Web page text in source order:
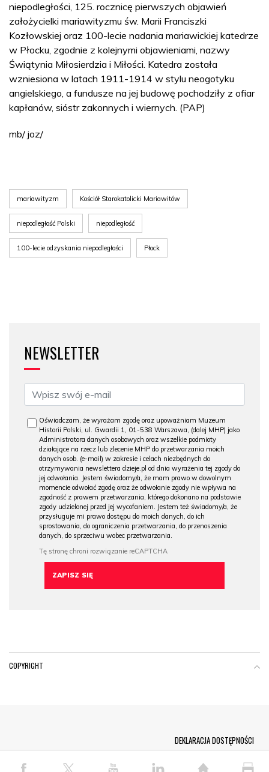
niepodległości, 125. rocznicę pierwszych objawień
założycielki mariawityzmu św. Marii Franciszki
Kozłowskiej oraz 100-lecie nadania mariawickiej katedrze
w Płocku, zgodnie z kolejnymi objawieniami, nazwy
Świątynia Miłosierdzia i Miłości. Katedra została
wzniesiona w latach 1911-1914 w stylu neogotyku
angielskiego, a fundusze na jej budowę pochodziły z ofiar
kapłanów, sióstr zakonnych i wiernych. (PAP)
mb/ joz/
mariawityzm Kościół Starokatolicki Mariawitów
niepodległość Polski niepodległość
100-lecie odzyskania niepodległości Płock
NEWSLETTER
Oświadczam, że wyrażam zgodę oraz upoważniam Muzeum
Historii Polski, ul. Gwardii 1, 01-538 Warszawa, (dalej MHP) jako
Administratora danych osobowych oraz wszelkie podmioty
działające na rzecz lub zlecenie MHP do przetwarzania moich
danych osob. (e-mail) w zakresie i celach niezbędnych do
otrzymywania newslettera dzieje.pl od dnia wyrażenia tej zgody do
jej odwołania. Jestem świadomy/a, że mam prawo w dowolnym
momencie odwołać zgodę oraz że odwołanie zgody nie wpływa na
zgodność z prawem przetwarzania, którego dokonano na podstawie
zgody udzielonej przed jej wycofaniem. Jestem też świadomy/a, że
przysługuje mi prawo dostępu do moich danych, do ich
sprostowania, do ograniczenia przetwarzania, do przenoszenia
danych, do sprzeciwu wobec przetwarzania.
COPYRIGHT
© COPYRIGHT PAP 2026
DEKLARACJA DOSTĘPNOŚCI